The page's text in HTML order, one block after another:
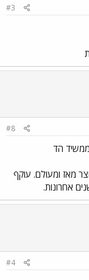
#3
#8
מאז ומעולם. עוקף
#4